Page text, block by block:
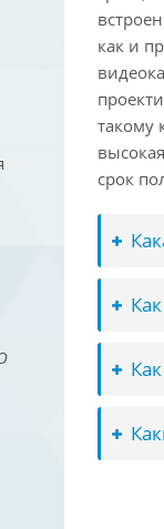
как и
такому
срок